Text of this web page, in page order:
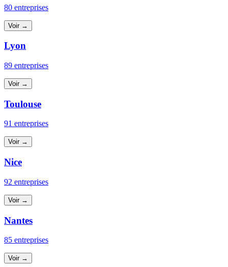
80 entreprises
Voir →
Lyon
89 entreprises
Voir →
Toulouse
91 entreprises
Voir →
Nice
92 entreprises
Voir →
Nantes
85 entreprises
Voir →